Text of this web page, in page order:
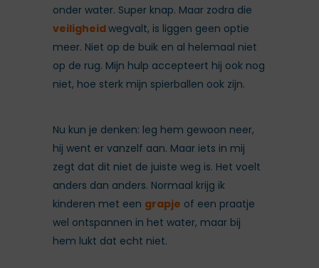
onder water. Super knap. Maar zodra die
veiligheidwegvalt, is liggen geen optie
meer. Niet op de buik en al helemaal niet
op de rug. Mijn hulp accepteert hij ook nog
niet, hoe sterk mijn spierballen ook zijn.
Nu kun je denken: leg hem gewoon neer,
hij went er vanzelf aan. Maar iets in mij
zegt dat dit niet de juiste weg is. Het voelt
anders dan anders. Normaal krijg ik
kinderen met een grapje of een praatje
wel ontspannen in het water, maar bij
hem lukt dat echt niet.